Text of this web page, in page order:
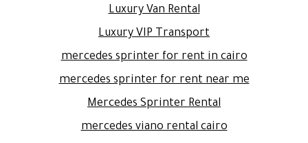
Luxury Van Rental
Luxury VIP Transport
mercedes sprinter for rent in cairo
mercedes sprinter for rent near me
Mercedes Sprinter Rental
mercedes viano rental cairo